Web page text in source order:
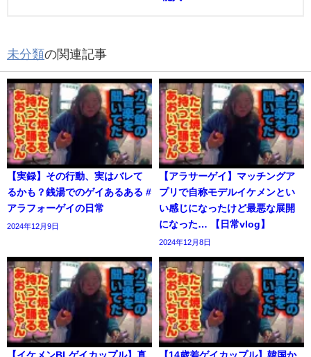
未分類の関連記事
【実録】その行動、実はバレて
るかも？銭湯でのゲイあるある #
アラフォーゲイの日常
2024年12月9日
【アラサーゲイ】マッチングア
プリで自称モデルイケメンとい
い感じになったけど最悪な展開
になった… 【日常vlog】
2024年12月8日
【イケメンBLゲイカップル】真
【14歳差ゲイカップル】韓国か